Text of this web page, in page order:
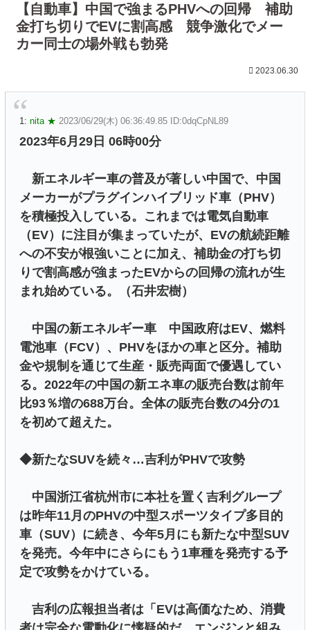
【自動車】中国で強まるPHVへの回帰 補助
金打ち切りでEVに割高感 競争激化でメー
カー同士の場外戦も勃発
2023.06.30
1: nita ★ 2023/06/29(木) 06:36:49.85 ID:0dqCpNL89
2023年6月29日 06時00分
新エネルギー車の普及が著しい中国で、中国
メーカーがプラグインハイブリッド車（PHV）
を積極投入している。これまでは電気自動車
（EV）に注目が集まっていたが、EVの航続距離
への不安が根強いことに加え、補助金の打ち切
りで割高感が強まったEVからの回帰の流れが生
まれ始めている。（石井宏樹）
中国の新エネルギー車 中国政府はEV、燃料
電池車（FCV）、PHVをほかの車と区分。補助
金や規制を通じて生産・販売両面で優遇してい
る。2022年の中国の新エネ車の販売台数は前年
比93％増の688万台。全体の販売台数の4分の1
を初めて超えた。
◆新たなSUVを続々…吉利がPHVで攻勢
中国浙江省杭州市に本社を置く吉利グループ
は昨年11月のPHVの中型スポーツタイプ多目的
車（SUV）に続き、今年5月にも新たな中型SUV
を発売。今年中にさらにもう1車種を発売する予
定で攻勢をかけている。
吉利の広報担当者は「EVは高価なため、消費